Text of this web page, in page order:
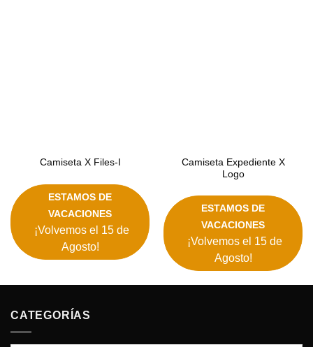
Camiseta X Files-I
ESTAMOS DE
VACACIONES
¡Volvemos el 15 de
Agosto!
Camiseta Expediente X
Logo
ESTAMOS DE
VACACIONES
¡Volvemos el 15 de
Agosto!
CATEGORÍAS